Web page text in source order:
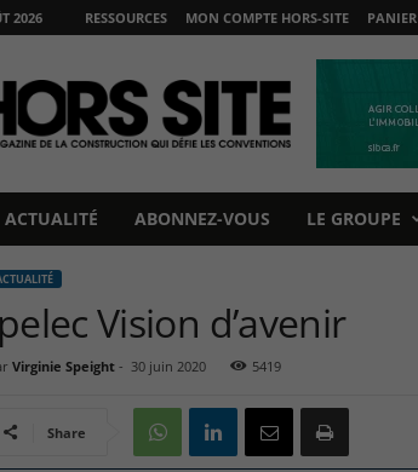
2026 RESSOURCES MON COMPTE HORS-SITE PANIER
ACTUALITÉ ABONNEZ-VOUS LE GROUPE
Vision d’avenir
Virginie Speight- 30 juin 2020 5419
Share